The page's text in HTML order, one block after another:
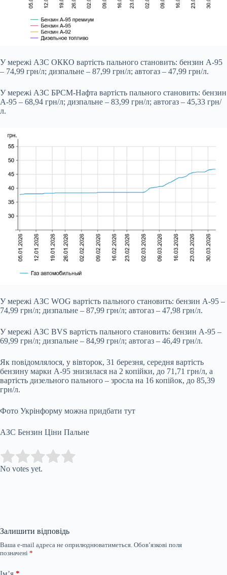
У мережі АЗС ОККО вартість пального становить: бензин А-95
– 74,99 грн/л; дизпальне – 87,99 грн/л; автогаз – 47,99 грн/л.
У мережі АЗС БРСМ-Нафта вартість пального становить: бензин
А-95 – 68,94 грн/л; дизпальне – 83,99 грн/л; автогаз – 45,33 грн/
л.
У мережі АЗС WOG вартість пального становить: бензин А-95 –
74,99 грн/л; дизпальне – 87,99 грн/л; автогаз – 47,98 грн/л.
У мережі АЗС BVS вартість пального становить: бензин А-95 –
69,99 грн/л; дизпальне – 84,99 грн/л; автогаз – 46,49 грн/л.
Як повідомлялося, у вівторок, 31 березня, середня вартість
бензину марки А-95 знизилася на 2 копійки, до 71,71 грн/л, а
вартість дизельного пального – зросла на 16 копійок, до 85,39
грн/л.
Фото Укрінформу можна придбати тут
АЗС Бензин Ціни Пальне
Rate this item:
No votes yet.
Залишити відповідь
Ваша e-mail адреса не оприлюднюватиметься. Обов’язкові поля
позначені *